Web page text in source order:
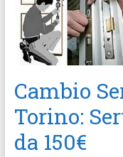
Cambio
Torino:
da 150€